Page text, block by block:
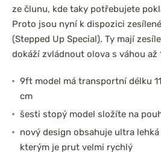
ze člunu, kde taky potřebujete
Proto jsou nyní k dispozici
(Stepped Up Special). Ty mají
dokáží zvládnout olova s váhou až
9ft model má transportní délku
cm
šesti stopý model složíte na
nový design obsahuje ultra
kterým je prut velmi rychlý